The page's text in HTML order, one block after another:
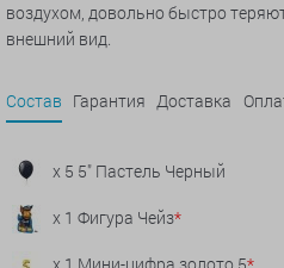
воздухом, довольно быстро
внешний вид.
Состав Гарантия Доставка
x 5 5" Пастель Черный
x 1 Фигура Чейз*